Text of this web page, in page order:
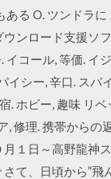
る O. ツンドラ
ンロード支援ソ
イコール, 等価.
イシー, 辛口. ス
. ホビー, 趣味 リ
, 修理. 携帯から
１日～高野龍神
て、日頃から”